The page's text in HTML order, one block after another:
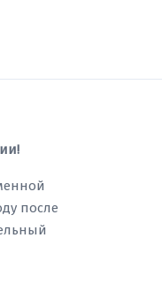
после